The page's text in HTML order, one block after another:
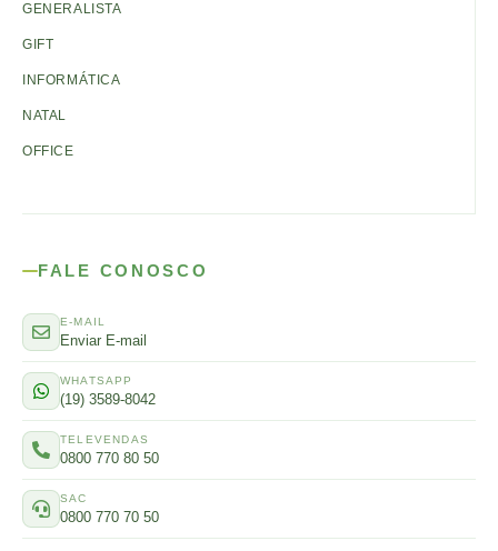
GENERALISTA
GIFT
INFORMÁTICA
NATAL
OFFICE
FALE CONOSCO
E-MAIL
Enviar E-mail
WHATSAPP
(19) 3589-8042
TELEVENDAS
0800 770 80 50
SAC
0800 770 70 50